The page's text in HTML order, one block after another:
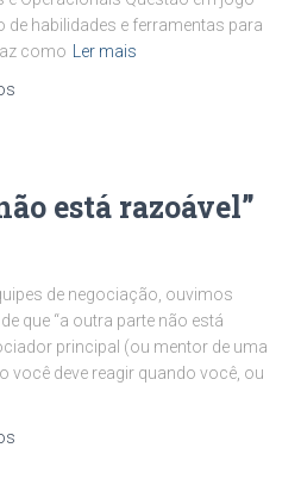
habilidades e ferramentas para
como
Ler mais
está razoável”
de negociação, ouvimos
que “a outra parte não está
principal (ou mentor de uma
você deve reagir quando você, ou